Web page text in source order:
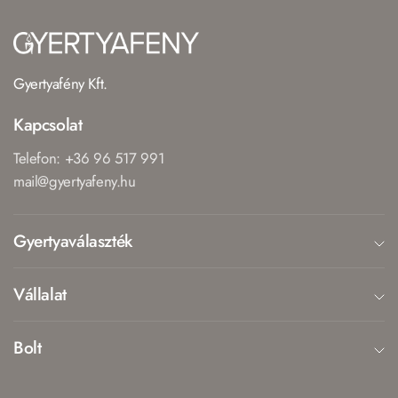
Gyertyafény Kft.
Kapcsolat
Telefon: +36 96 517 991
mail@gyertyafeny.hu
Gyertyaválaszték
Vállalat
Bolt